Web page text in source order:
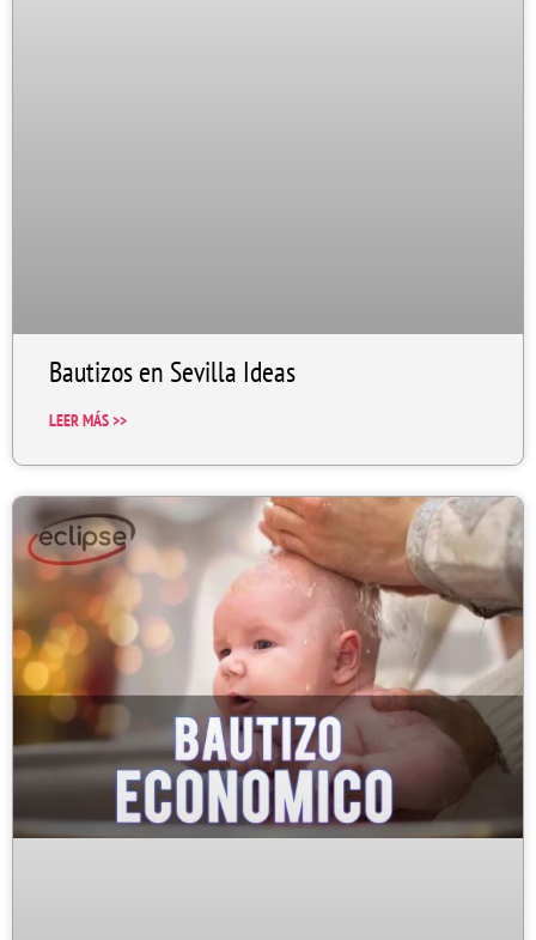
Bautizos en Sevilla Ideas
LEER MÁS >>